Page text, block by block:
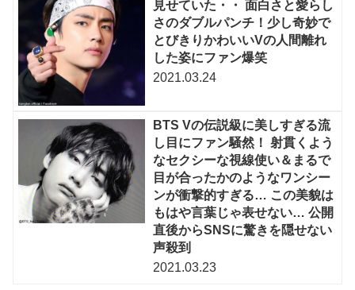
見せていた・・ 面白さと愛らし
さのダブルパンチ！少し奇妙で
とびきりかわいいVの人間離れ
した姿にファン爆笑
2021.03.24
BTS Vの伝説級に美しすぎる流
し目にファン騒然！ 射貫くよう
なセクシーな視線使い＆まるで
目が合ったかのようなワンシー
ンが衝撃的すぎる… この美貌は
もはや言葉じゃ表せない… 公開
直後からSNSに驚きを隠せない
声殺到
2021.03.23